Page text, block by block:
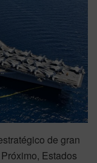
de gran
Estados